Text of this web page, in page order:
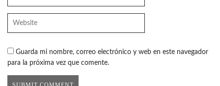
Guarda mi nombre, correo electrónico y web en este navegador
para la próxima vez que comente.